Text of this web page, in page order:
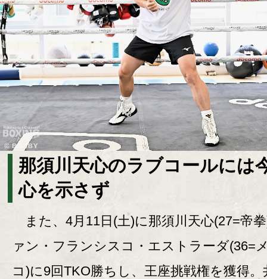
那須川天心のラブコールには
心を示さず
また、4月11日(土)に那須川天心(27=帝
ァン・フランシスコ・エストラーダ(36=
コ)に9回TKO勝ちし、王座挑戦権を獲得。